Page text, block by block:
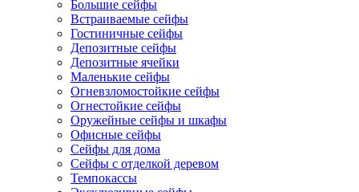
Большие сейфы
Встраиваемые сейфы
Гостиничные сейфы
Депозитные сейфы
Депозитные ячейки
Маленькие сейфы
Огневзломостойкие сейфы
Огнестойкие сейфы
Оружейные сейфы и шкафы
Офисные сейфы
Сейфы для дома
Сейфы с отделкой деревом
Темпокассы